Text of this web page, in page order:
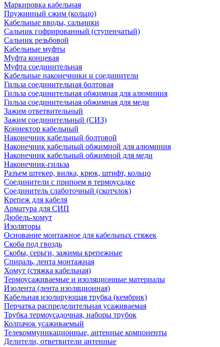
Маркировка кабельная
Пружинный сжим (кольцо)
Кабельные вводы, сальники
Сальник гофрированный (ступенчатый)
Сальник резьбовой
Кабельные муфты
Муфта концевая
Муфта соединительная
Кабельные наконечники и соединители
Гильза соединительная болтовая
Гильза соединительная обжимная для алюминия
Гильза соединительная обжимная для меди
Зажим ответвительный
Зажим соединительный (СИЗ)
Коннектор кабельный
Наконечник кабельный болтовой
Наконечник кабельный обжимной для алюминия
Наконечник кабельный обжимной для меди
Наконечник-гильза
Разъем штекер, вилка, крюк, штифт, кольцо
Соединители с припоем в термоусадке
Соединитель слаботочный (скотчлок)
Крепеж для кабеля
Арматура для СИП
Дюбель-хомут
Изоляторы
Основание монтажное для кабельных стяжек
Скоба под гвоздь
Скобы, серьги, зажимы крепежные
Спираль, лента монтажная
Хомут (стяжка кабельная)
Термоусаживаемые и изоляционные материалы
Изолента (лента изоляционная)
Кабельная изолирующая трубка (кембрик)
Перчатка распределительная усаживаемая
Трубка термоусадочная, наборы трубок
Колпачок усаживаемый
Телекоммуникационные, антенные компоненты
Делители, ответвители антенные